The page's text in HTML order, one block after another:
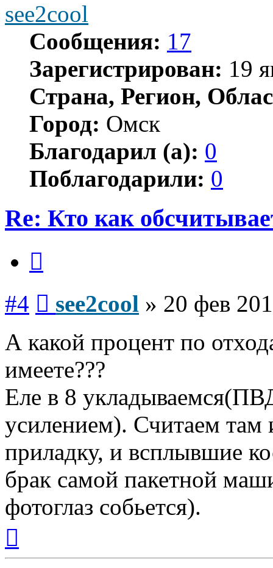
see2cool
Сообщения: 17
Зарегистрирован: 19
Страна, Регион,
Город: Омск
Благодарил (а): 0
Поблагодарили: 0
Re: Кто как
#4 see2cool » 20 фев
А какой процент по
имеете???
Еле в 8
усилением). Считаем там
приладку, и всплывшие
брак самой пакетной
фотоглаз собьется).
началу